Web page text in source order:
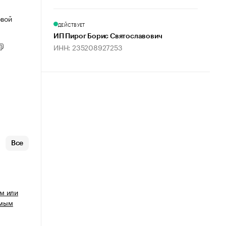
Все
или
ДЕЙСТВУЕТ
ИП Пирог Борис Святославович
ИНН: 235208927253